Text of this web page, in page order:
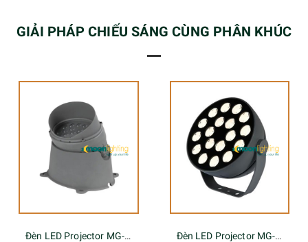
GIẢI PHÁP CHIẾU SÁNG CÙNG PHÂN KHÚC
Đèn LED Projector MG-619A Đèn LED Projector MG-605A-220-48W